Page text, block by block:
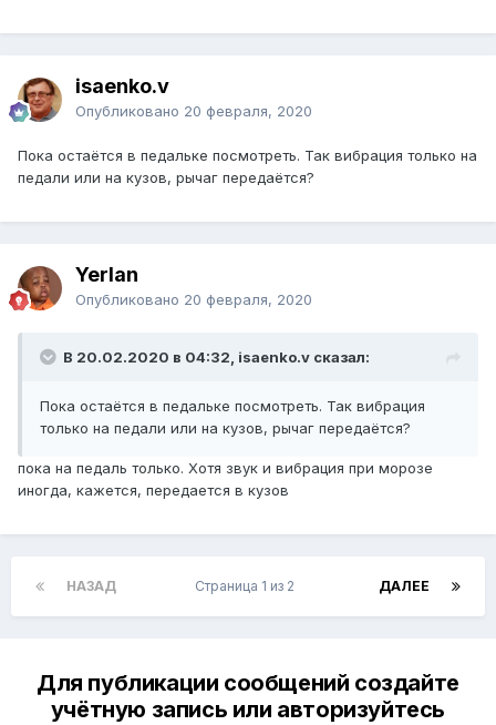
isaenko.v
Опубликовано 20 февраля, 2020
Пока остаётся в педальке посмотреть. Так вибрация только на
педали или на кузов, рычаг передаётся?
Yerlan
Опубликовано 20 февраля, 2020
В 20.02.2020 в 04:32, isaenko.v сказал:
Пока остаётся в педальке посмотреть. Так вибрация
только на педали или на кузов, рычаг передаётся?
пока на педаль только. Хотя звук и вибрация при морозе
иногда, кажется, передается в кузов
НАЗАД ДАЛЕЕ
Страница 1 из 2
Для публикации сообщений создайте
учётную запись или авторизуйтесь